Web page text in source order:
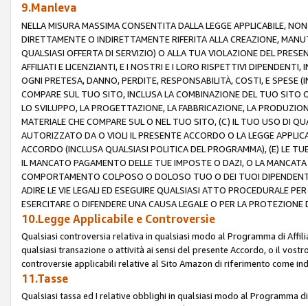
9.Manleva
NELLA MISURA MASSIMA CONSENTITA DALLA LEGGE APPLICABILE,
DIRETTAMENTE O INDIRETTAMENTE RIFERITA ALLA CREAZIONE,
QUALSIASI OFFERTA DI SERVIZIO) O ALLA TUA VIOLAZIONE DEL
AFFILIATI E LICENZIANTI, E I NOSTRI E I LORO RISPETTIVI
OGNI PRETESA, DANNO, PERDITE, RESPONSABILITÀ, COSTI, E SPESE
COMPARE SUL TUO SITO, INCLUSA LA COMBINAZIONE DEL TUO SITO
LO SVILUPPO, LA PROGETTAZIONE, LA FABBRICAZIONE, LA
MATERIALE CHE COMPARE SUL O NEL TUO SITO, (C) IL TUO USO DI
AUTORIZZATO DA O VIOLI IL PRESENTE ACCORDO O LA LEGGE
ACCORDO (INCLUSA QUALSIASI POLITICA DEL PROGRAMMA), (E) LE
IL MANCATO PAGAMENTO DELLE TUE IMPOSTE O DAZI, O LA
COMPORTAMENTO COLPOSO O DOLOSO TUO O DEI TUOI
ADIRE LE VIE LEGALI ED ESEGUIRE QUALSIASI ATTO PROCEDURALE
ESERCITARE O DIFENDERE UNA CAUSA LEGALE O PER LA
10.Legge Applicabile e Controversie
Qualsiasi controversia relativa in qualsiasi modo al Programma di
qualsiasi transazione o attività ai sensi del presente Accordo, o il
controversie applicabili relative al Sito Amazon di riferimento come
11.Tasse
Qualsiasi tassa ed I relative obblighi in qualsiasi modo al